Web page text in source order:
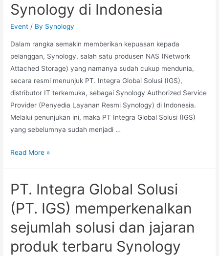
Synology di Indonesia
Event / By Synology
Dalam rangka semakin memberikan kepuasan kepada
pelanggan, Synology, salah satu produsen NAS (Network
Attached Storage) yang namanya sudah cukup mendunia,
secara resmi menunjuk PT. Integra Global Solusi (IGS),
distributor IT terkemuka, sebagai Synology Authorized Service
Provider (Penyedia Layanan Resmi Synology) di Indonesia.
Melalui penunjukan ini, maka PT Integra Global Solusi (IGS)
yang sebelumnya sudah menjadi …
Read More »
PT. Integra Global Solusi
(PT. IGS) memperkenalkan
sejumlah solusi dan jajaran
produk terbaru Synology